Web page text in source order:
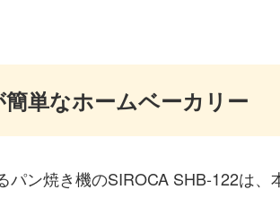
単なホームベーカリー
パン焼き機のSIROCA SHB-122は、